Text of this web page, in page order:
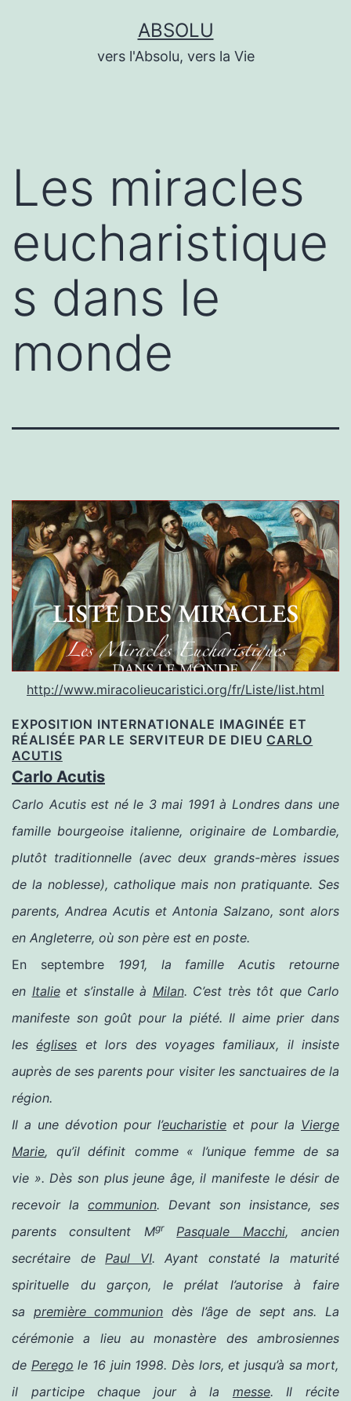
ABSOLU
vers l'Absolu, vers la Vie
Les miracles
eucharistique
s dans le
monde
http://www.miracolieucaristici.org/fr/Liste/list.html
EXPOSITION INTERNATIONALE IMAGINÉE ET
RÉALISÉE PAR LE SERVITEUR DE DIEU CARLO
ACUTIS
Carlo Acutis
Carlo Acutis est né le 3 mai 1991 à Londres dans une
famille bourgeoise italienne, originaire de Lombardie,
plutôt traditionnelle (avec deux grands-mères issues
de la noblesse), catholique mais non pratiquante. Ses
parents, Andrea Acutis et Antonia Salzano, sont alors
en Angleterre, où son père est en poste.
En septembre 1991, la famille Acutis retourne
en Italieet s’installe à Milan. C’est très tôt que Carlo
manifeste son goût pour la piété. Il aime prier dans
leséglises et lors des voyages familiaux, il insiste
auprès de ses parents pour visiter les sanctuaires de la
région.
Il a une dévotion pour l’eucharistie et pour la Vierge
Marie, qu’il définit comme « l’unique femme de sa
vie ». Dès son plus jeune âge, il manifeste le désir de
recevoir la communion. Devant son insistance, ses
parents consultent Mgr Pasquale Macchi, ancien
secrétaire de Paul VI. Ayant constaté la maturité
spirituelle du garçon, le prélat l’autorise à faire
sa première communion dès l’âge de sept ans. La
cérémonie a lieu au monastère des ambrosiennes
de Perego le 16 juin 1998. Dès lors, et jusqu’à sa mort,
il participe chaque jour à la messe. Il récite